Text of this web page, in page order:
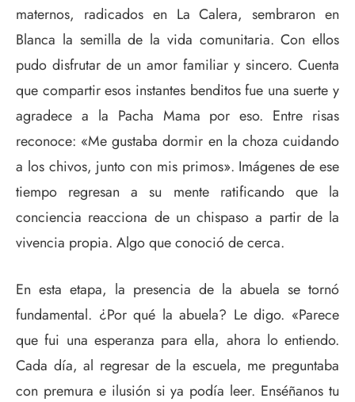
maternos, radicados en La Calera, sembraron en
Blanca la semilla de la vida comunitaria. Con ellos
pudo disfrutar de un amor familiar y sincero. Cuenta
que compartir esos instantes benditos fue una suerte y
agradece a la Pacha Mama por eso. Entre risas
reconoce: «Me gustaba dormir en la choza cuidando
a los chivos, junto con mis primos». Imágenes de ese
tiempo regresan a su mente ratificando que la
conciencia reacciona de un chispaso a partir de la
vivencia propia. Algo que conoció de cerca.
En esta etapa, la presencia de la abuela se tornó
fundamental. ¿Por qué la abuela? Le digo. «Parece
que fui una esperanza para ella, ahora lo entiendo.
Cada día, al regresar de la escuela, me preguntaba
con premura e ilusión si ya podía leer. Enséñanos tu